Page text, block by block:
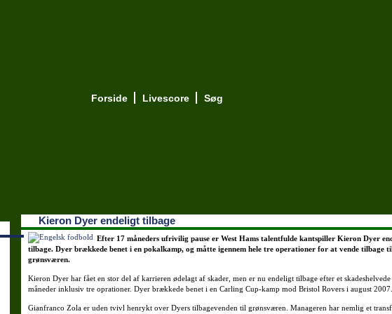
Forside Livescore Søg
Kieron Dyer endeligt tilbage
Efter 17 måneders ufrivilig pause er West Hams talentfulde kantspiller Kieron Dyer
tilbage. Dyer brækkede benet i en pokalkamp, og måtte igennem hele tre operationer for at vende tilbage
grønsværen.
Kieron Dyer har fået en stor del af karrieren ødelagt af skader, men er nu endeligt tilbage efter et
måneder inklusiv tre oprationer. Dyer brækkede benet i en Carling Cup-kamp mod Bristol Rovers i august 2007.
Gianfranco Zola er uden tvivl henrykt over Dyers tilbagevenden til grønsværen. Manageren har nemlig et